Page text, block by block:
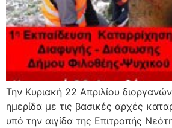
Την Κυριακή 22 Απριλίου
ημερίδα με τις βασικές αρχές
υπό την αιγίδα της Επιτροπής